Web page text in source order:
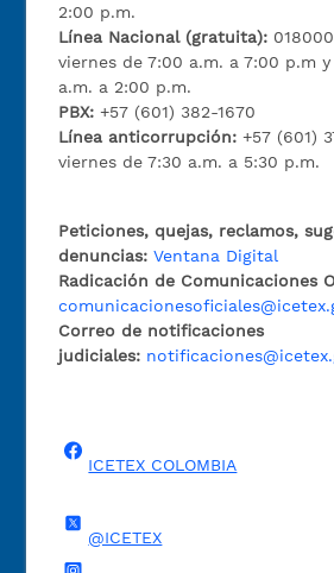
2:00 p.m.
Línea Nacional (gratuita):
viernes de 7:00 a.m. a 7:00 p.m
a.m. a 2:00 p.m.
PBX:+57 (601) 382-1670
Línea anticorrupción:+57 (601)
viernes de 7:30 a.m. a 5:30 p.m.
Peticiones, quejas, reclamos,
denuncias: Ventana Digital
Radicación de Comunicaciones
Correo de notificaciones
judiciales:
ICETEX COLOMBIA
@ICETEX